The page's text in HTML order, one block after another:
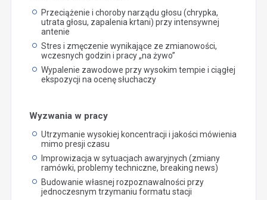
Przeciążenie i choroby narządu głosu (chrypka,
utrata głosu, zapalenia krtani) przy intensywnej
antenie
Stres i zmęczenie wynikające ze zmianowości,
wczesnych godzin i pracy „na żywo”
Wypalenie zawodowe przy wysokim tempie i ciągłej
ekspozycji na ocenę słuchaczy
Wyzwania w pracy
Utrzymanie wysokiej koncentracji i jakości mówienia
mimo presji czasu
Improwizacja w sytuacjach awaryjnych (zmiany
ramówki, problemy techniczne, breaking news)
Budowanie własnej rozpoznawalności przy
jednoczesnym trzymaniu formatu stacji